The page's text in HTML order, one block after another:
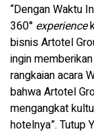
“Dengan Waktu
360° experience
bisnis Artotel
ingin
rangkaian acara
bahwa Artotel
mengangkat
hotelnya”. Tutup